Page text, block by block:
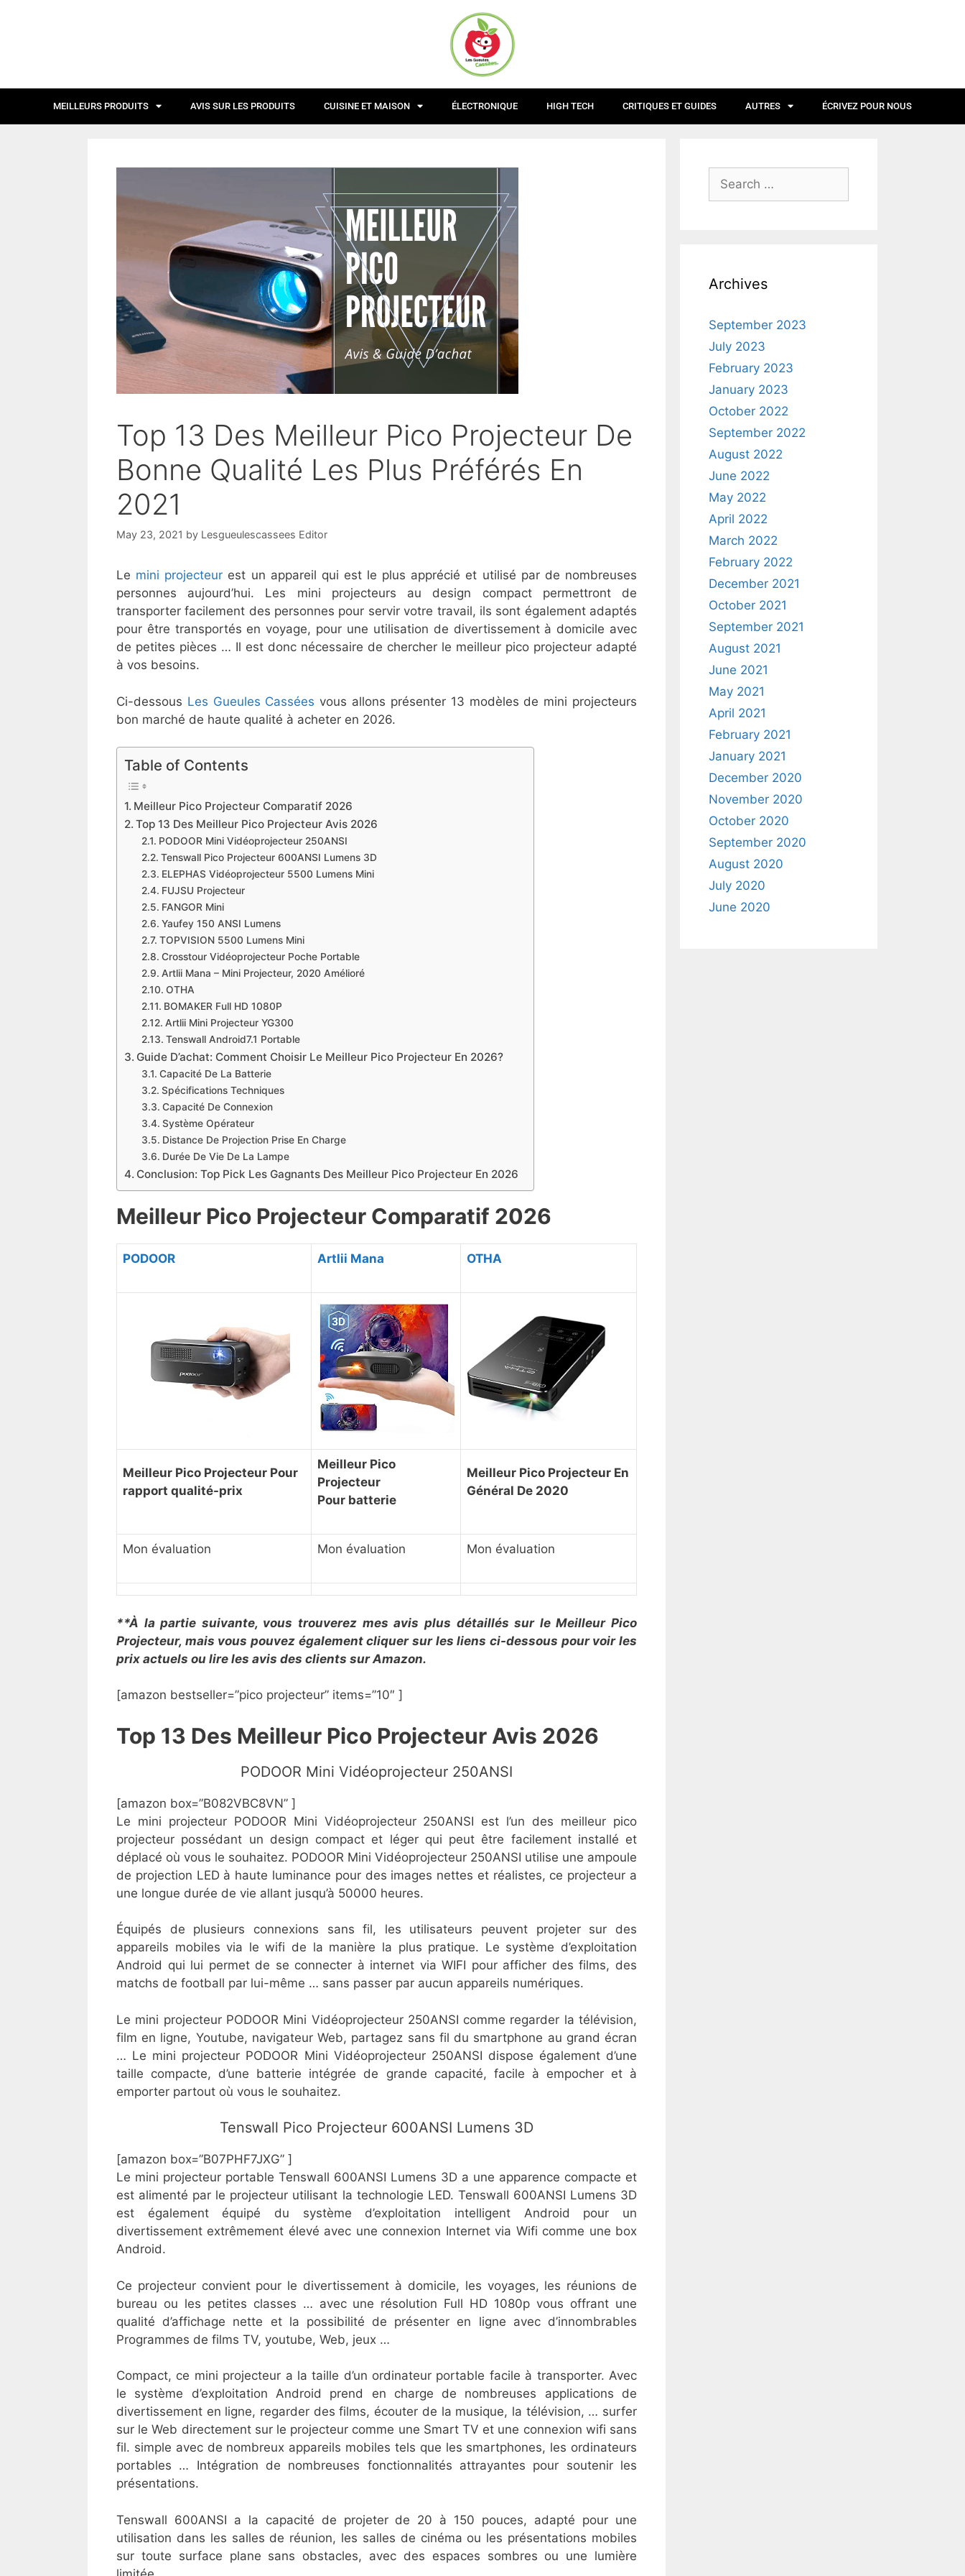
MEILLEURS PRODUITS AVIS SUR LES PRODUITS CUISINE ET MAISON ÉLECTRONIQUE HIGH TECH CRITIQUES ET GUIDES AUTRES ÉCRIVEZ POUR NOUS
Top 13 Des Meilleur Pico Projecteur De
Bonne Qualité Les Plus Préférés En
2021
May 23, 2021 by Lesgueulescassees Editor
Le mini projecteur est un appareil qui est le plus apprécié et utilisé par de nombreuses
personnes aujourd’hui. Les mini projecteurs au design compact permettront de
transporter facilement des personnes pour servir votre travail, ils sont également adaptés
pour être transportés en voyage, pour une utilisation de divertissement à domicile avec
de petites pièces … Il est donc nécessaire de chercher le meilleur pico projecteur adapté
à vos besoins.
Ci-dessous Les Gueules Cassées vous allons présenter 13 modèles de mini projecteurs
bon marché de haute qualité à acheter en 2026.
Table of Contents
Meilleur Pico Projecteur Comparatif ​2026
Top 13 Des Meilleur Pico Projecteur Avis 2026
​​PODOOR Mini Vidéoprojecteur 250ANSI
​Tenswall Pico Projecteur 600ANSI Lumens 3D
​​ELEPHAS Vidéoprojecteur 5500 Lumens Mini
​FUJSU Projecteur
​FANGOR Mini
​Yaufey 150 ANSI Lumens
​TOPVISION 5500 Lumens Mini
​Crosstour Vidéoprojecteur Poche Portable
​Artlii Mana – Mini Projecteur, 2020 Amélioré
​OTHA
BOMAKER Full HD 1080P
​Artlii Mini Projecteur YG300
​​Tenswall Android7.1 Portable
Guide D’achat: Comment Choisir Le Meilleur Pico Projecteur En 2026?
Capacité De La Batterie
Spécifications Techniques
Capacité De Connexion
Système Opérateur
Distance De Projection Prise En Charge
Durée De Vie De La Lampe
Conclusion: Top Pick Les Gagnants Des Meilleur Pico Projecteur En ​2026
Meilleur Pico Projecteur Comparatif ​2026
PODOOR Artlii Mana OTHA
Meilleur Pico Projecteur Pour
rapport qualité-prix
Meilleur Pico
Projecteur
Pour batterie
Meilleur Pico Projecteur En
Général De 2020
Mon évaluation Mon évaluation Mon évaluation
**À la partie suivante, vous trouverez mes avis plus détaillés sur le Meilleur Pico
Projecteur, mais vous pouvez également cliquer sur les liens ci-dessous pour voir les
prix actuels ou lire les avis des clients sur Amazon.
[amazon bestseller=”pico projecteur” items=”10″ ]
Top 13 Des Meilleur Pico Projecteur Avis 2026
​​PODOOR Mini Vidéoprojecteur 250ANSI
[amazon box=”B082VBC8VN” ]
Le mini projecteur PODOOR Mini Vidéoprojecteur 250ANSI est l’un des meilleur pico
projecteur possédant un design compact et léger qui peut être facilement installé et
déplacé où vous le souhaitez. PODOOR Mini Vidéoprojecteur 250ANSI utilise une ampoule
de projection LED à haute luminance pour des images nettes et réalistes, ce projecteur a
une longue durée de vie allant jusqu’à 50000 heures.
Équipés de plusieurs connexions sans fil, les utilisateurs peuvent projeter sur des
appareils mobiles via le wifi de la manière la plus pratique. Le système d’exploitation
Android qui lui permet de se connecter à internet via WIFI pour afficher des films, des
matchs de football par lui-même … sans passer par aucun appareils numériques.
Le mini projecteur PODOOR Mini Vidéoprojecteur 250ANSI comme regarder la télévision,
film en ligne, Youtube, navigateur Web, partagez sans fil du smartphone au grand écran
… Le mini projecteur PODOOR Mini Vidéoprojecteur 250ANSI dispose également d’une
taille compacte, d’une batterie intégrée de grande capacité, facile à empocher et à
emporter partout où vous le souhaitez.
​Tenswall Pico Projecteur 600ANSI Lumens 3D
[amazon box=”B07PHF7JXG” ]
Le mini projecteur portable Tenswall 600ANSI Lumens 3D a une apparence compacte et
est alimenté par le projecteur utilisant la technologie LED. Tenswall 600ANSI Lumens 3D
est également équipé du système d’exploitation intelligent Android pour un
divertissement extrêmement élevé avec une connexion Internet via Wifi comme une box
Android.
Ce projecteur convient pour le divertissement à domicile, les voyages, les réunions de
bureau ou les petites classes … avec une résolution Full HD 1080p vous offrant une
qualité d’affichage nette et la possibilité de présenter en ligne avec d’innombrables
Programmes de films TV, youtube, Web, jeux …
Compact, ce mini projecteur a la taille d’un ordinateur portable facile à transporter. Avec
le système d’exploitation Android prend en charge de nombreuses applications de
divertissement en ligne, regarder des films, écouter de la musique, la télévision, … surfer
sur le Web directement sur le projecteur comme une Smart TV et une connexion wifi sans
fil. simple avec de nombreux appareils mobiles tels que les smartphones, les ordinateurs
portables … Intégration de nombreuses fonctionnalités attrayantes pour soutenir les
présentations.
Tenswall 600ANSI a la capacité de projeter de 20 à 150 pouces, adapté pour une
utilisation dans les salles de réunion, les salles de cinéma ou les présentations mobiles
sur toute surface plane sans obstacles, avec des espaces sombres ou une lumière
Archives
September 2023
July 2023
February 2023
January 2023
October 2022
September 2022
August 2022
June 2022
May 2022
April 2022
March 2022
February 2022
December 2021
October 2021
September 2021
August 2021
June 2021
May 2021
April 2021
February 2021
January 2021
December 2020
November 2020
October 2020
September 2020
August 2020
July 2020
June 2020